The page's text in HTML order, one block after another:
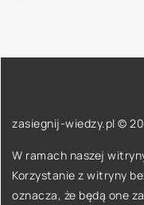
zasiegnij-wiedzy.pl ©
W ramach naszej
Korzystanie z witryny
oznacza, że będą one